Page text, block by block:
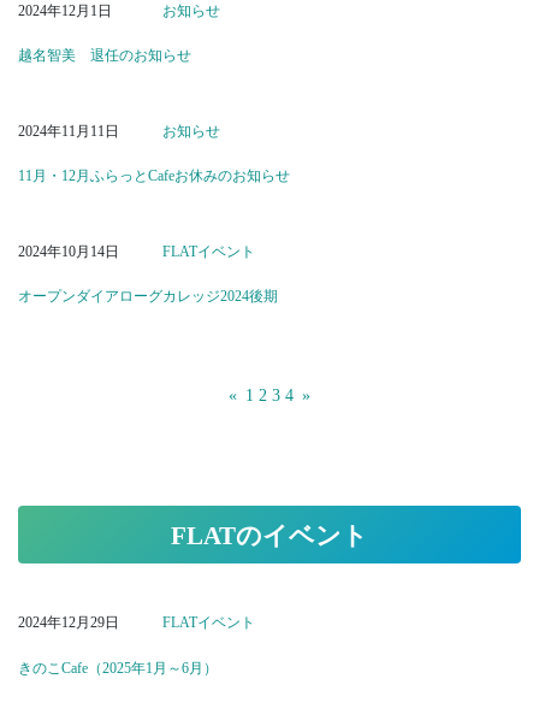
2024年12月1日 お知らせ
越名智美 退任のお知らせ
2024年11月11日 お知らせ
11月・12月ふらっとCafeお休みのお知らせ
2024年10月14日 FLATイベント
オープンダイアローグカレッジ2024後期
« 1 2 3 4 »
FLATのイベント
2024年12月29日 FLATイベント
きのこCafe（2025年1月～6月）